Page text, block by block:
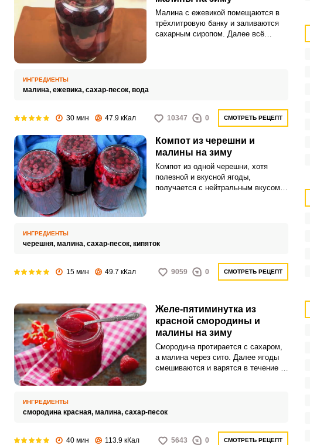
Малина с ежевикой помещаются в
трёхлитровую банку и заливаются
сахарным сиропом. Далее всё
ИНГРЕДИЕНТЫ
малина, ежевика, сахар-песок, вода
30 мин 47.9 кКал 10347 0 СМОТРЕТЬ РЕЦЕПТ
Компот из черешни и
малины на зиму
Компот из одной черешни, хотя
полезной и вкусной ягоды,
получается с нейтральным вкусом,
ИНГРЕДИЕНТЫ
черешня, малина, сахар-песок, кипяток
15 мин 49.7 кКал 9059 0 СМОТРЕТЬ РЕЦЕПТ
Желе-пятиминутка из
красной смородины и
малины на зиму
Смородина протирается с сахаром,
а малина через сито. Далее ягоды
смешиваются и варятся в течение 5
ИНГРЕДИЕНТЫ
смородина красная, малина, сахар-песок
40 мин 113.9 кКал 5643 0 СМОТРЕТЬ РЕЦЕПТ
Запомнить меня